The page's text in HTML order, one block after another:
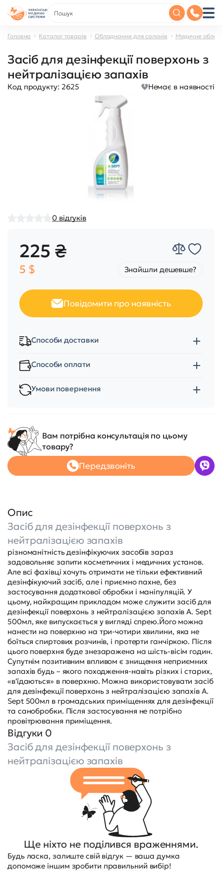
Головна Каталог товарів Обладнання для салонів Медичне
Засіб для дезінфекції поверхонь з
нейтралізацією запахів
Код продукту: 2625 Немає в наявності
0 відгуків
225 ₴
5 $ Знайшли дешевше?
Повідомити про наявність
Способи доставки
Способи оплати
Умови повернення
Вам потрібна консультація по цьому
товару?
Передзвоніть
Опис
Засіб для дезінфекції поверхонь з
нейтралізацією запахів
різноманітність дезінфікуючих засобів зараз
задовольняє запити косметичних і медичних установ.
Але всі фахівці хочуть отримати не тільки ефективний
дезінфікуючий засіб, але і приємно пахне, без
застосування додаткової обробки і маніпуляцій. У
цьому, найкращим прикладом може служити засіб для
дезінфекції поверхонь з нейтралізацією запахів A. Sept
500мл, яке випускається у вигляді спрею.Його можна
нанести на поверхню на три-чотири хвилини, яка не
боїться спиртових розчинів, і протерти ганчіркою. Після
цього поверхня буде знезаражена на шість-вісім годин.
Супутнім позитивним впливом є знищення неприємних
запахів будь – якого походження-навіть різких і старих,
«в'їдаються» в поверхню. Можна використовувати засіб
для дезінфекції поверхонь з нейтралізацією запахів A.
Sept 500мл в громадських приміщеннях для дезінфекції
та санобробки. Після застосування не потрібно
провітрювання приміщення.
Відгуки 0
Засіб для дезінфекції поверхонь з
нейтралізацією запахів
Ще ніхто не поділився враженнями.
Будь ласка, залиште свій відгук — ваша думка
допоможе іншим зробити правильний вибір!